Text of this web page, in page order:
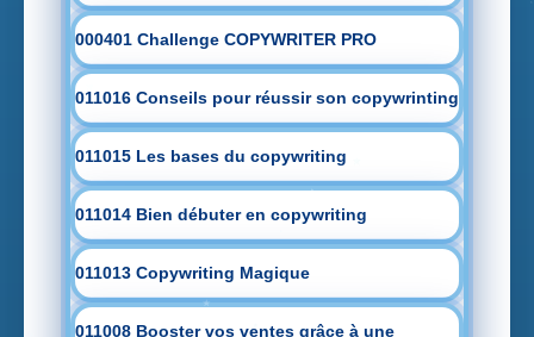
000401 Challenge COPYWRITER PRO
011016 Conseils pour réussir son copywrinting
011015 Les bases du copywriting
011014 Bien débuter en copywriting
011013 Copywriting Magique
011008 Booster vos ventes grâce à une